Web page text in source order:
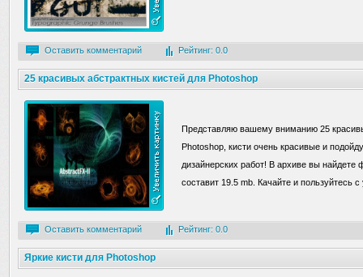
Оставить комментарий Рейтинг: 0.0
25 красивых абстрактных кистей для Photoshop
Представляю вашему вниманию 25
Photoshop, кисти очень красивые и
дизайнерских работ! В архиве вы
составит 19.5 mb. Качайте и пользуйтесь
Оставить комментарий Рейтинг: 0.0
Яркие кисти для Photoshop